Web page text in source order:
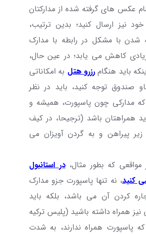
عکس های گرفته شده از مدارکتان
خود نیز ارسال کنید؛ بدین ترتیب،
شدن با مشکل در رابطه با مدارک
کاهش می یابد؛ در عین حال،
باید هنگام رزرو هتل به امکاناتی
صندوق توجه کنید، باید در نظر
که مدارکی چون پاسپورت، همیشه و
همراهتان باشد (ترجیحا، در کیف
پیراهن و به گردن آویزان می
مواقعی که بطور مثال،در استانبول
کنید، نه تنها پاسپورت جزو مدارک
کردن آن می باشد، بلکه باید
نیز همراه داشته باشید (پلیس ترکیه
پاسپورت همراه ندارند، به شدت